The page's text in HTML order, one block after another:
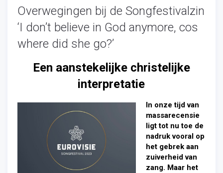
Overwegingen bij de Songfestivalzin
‘I don’t believe in God anymore, cos
where did she go?’
Een aanstekelijke christelijke
interpretatie
In onze tijd van
massarecensie
ligt tot nu toe de
nadruk vooral op
het gebrek aan
zuiverheid van
zang. Maar het